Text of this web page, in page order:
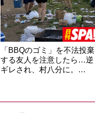
「BBQのゴミ」を不法投棄
する友人を注意したら…逆
ギレされ、村八分に。…